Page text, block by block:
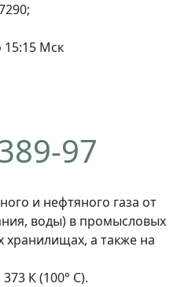
Мск
97
и нефтяного газа от
воды) в промысловых
хранилищах, а также на
К (100° С).